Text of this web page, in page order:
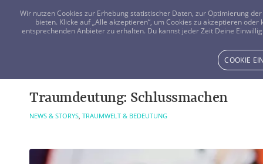
Traumdeutung: Schlussmachen
NEWS & STORYS, TRAUMWELT & BEDEUTUNG
Wir nutzen Cookies zur Erhebung statistischer Daten, zur Optimierung
bieten. Klicke auf „Alle akzeptieren“, um Cookies zu akzeptieren
entsprechenden Anbieter zu erhalten. Du kannst jeder Zeit Deine
COOKIE